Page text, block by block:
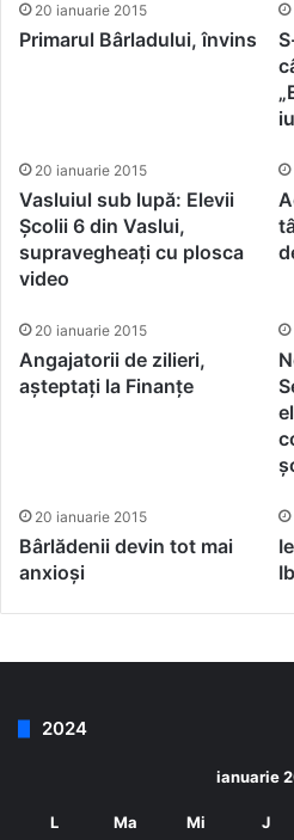
20 ianuarie 2015
Primarul Bârladului, învins
20 ianuarie 2015
Vasluiul sub lupă: Elevii
Școlii 6 din Vaslui,
supravegheați cu plosca
video
20 ianuarie 2015
Angajatorii de zilieri,
așteptați la Finanțe
20 ianuarie 2015
Bârlădenii devin tot mai
anxioși
2024
ianuarie
L Ma Mi J